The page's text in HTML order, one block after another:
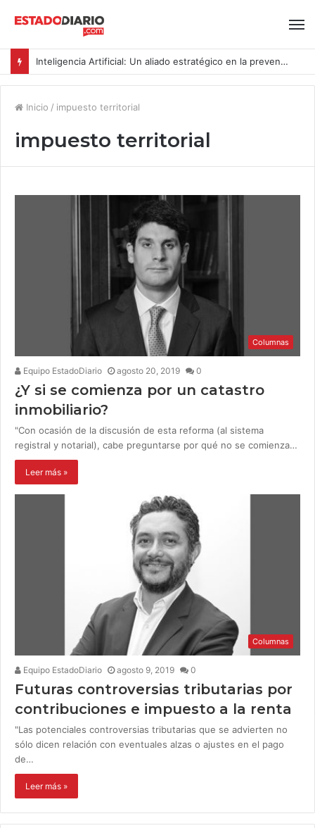
Inteligencia Artificial: Un aliado estratégico en la prevención del acoso y la violencia laboral bajo la Ley Karin
Inicio / impuesto territorial
impuesto territorial
Columnas
Equipo EstadoDiario agosto 20, 2019 0
¿Y si se comienza por un catastro
inmobiliario?
"Con ocasión de la discusión de esta reforma (al sistema
registral y notarial), cabe preguntarse por qué no se comienza…
Leer más »
Columnas
Equipo EstadoDiario agosto 9, 2019 0
Futuras controversias tributarias por
contribuciones e impuesto a la renta
"Las potenciales controversias tributarias que se advierten no
sólo dicen relación con eventuales alzas o ajustes en el pago
de…
Leer más »